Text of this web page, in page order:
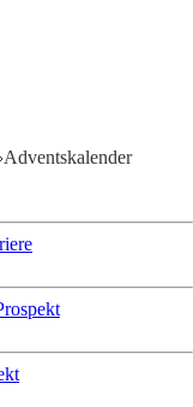
Adventskalender